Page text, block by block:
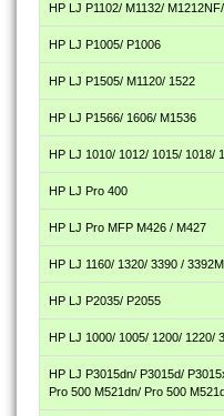
HP LJ P1102/ M1132/
HP LJ P1005/ P1006
HP LJ P1505/ M1120/ 1522
HP LJ P1566/ 1606/ M1536
HP LJ 1010/ 1012/ 1015/ 1018/
HP LJ Pro 400
HP LJ Pro MFP M426 / M427
HP LJ 1160/ 1320/ 3390 /
HP LJ P2035/ P2055
HP LJ 1000/ 1005/ 1200/ 1220/
HP LJ Р3015dn/ P3015d/
Pro 500 M521dn/ Pro 500